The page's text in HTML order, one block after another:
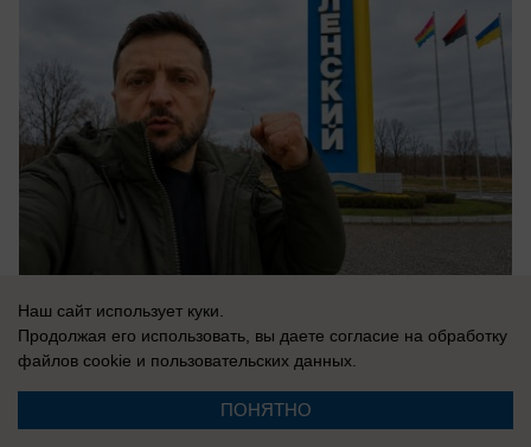
06.08.2026
«Нам мешали жить проблемы»: друг
Наш сайт использует куки.
Продолжая его использовать, вы даете согласие на обработку
файлов cookie и пользовательских данных.
ПОНЯТНО